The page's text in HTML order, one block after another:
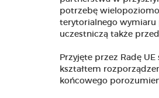
potrzebę
terytorialnego wymiaru
uczestniczą także
Przyjęte przez Radę
kształtem
końcowego